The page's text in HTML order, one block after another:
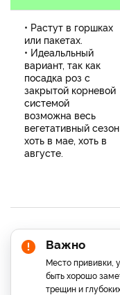
• Растут в горшках
или пакетах.
• Идеальльный
вариант, так как
посадка роз с
закрытой корневой
системой
возможна весь
вегетативный
хоть в мае, хоть в
августе.
Важно
Место прививки,
быть хорошо
трещин и